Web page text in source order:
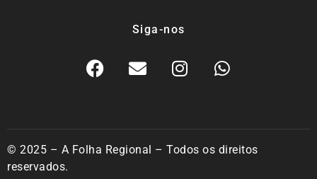
Siga-nos
© 2025 – A Folha Regional – Todos os direitos
reservados.